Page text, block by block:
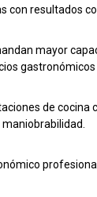
con resultados
mayor
gastronómicos
de cocina